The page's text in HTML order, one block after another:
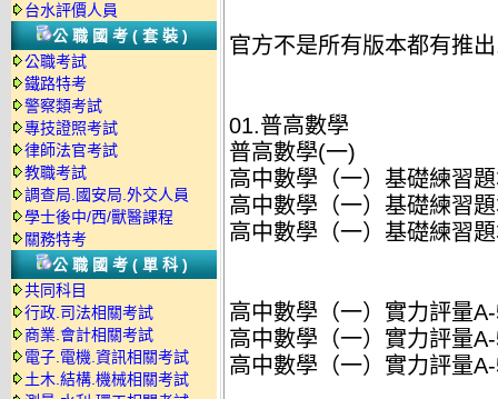
台水評價人員
公職國考(套裝)
公職考試
鐵路特考
警察類考試
專技證照考試
律師法官考試
教職考試
調查局.國安局.外交人員
學士後中/西/獸醫課程
關務特考
公職國考(單科)
共同科目
行政.司法相關考試
商業.會計相關考試
電子.電機.資訊相關考試
土木.結構.機械相關考試
官方不是所有版本都有推
01.普高數學
普高數學(一)
高中數學（一）基礎練習
高中數學（一）基礎練習
高中數學（一）基礎練習
高中數學（一）實力評量
高中數學（一）實力評量
高中數學（一）實力評量